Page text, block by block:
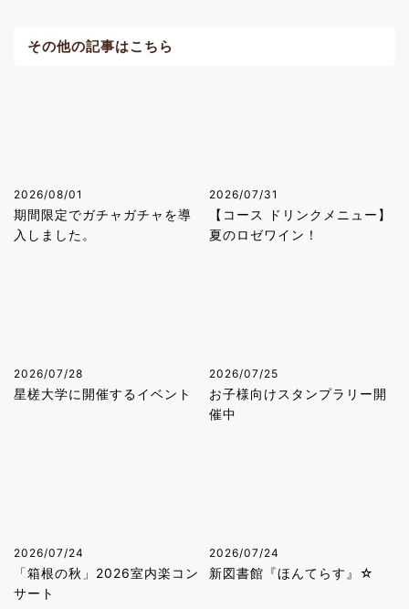
その他の記事はこちら
2026/08/01
期間限定でガチャガチャを導
入しました。
2026/07/31
【コース ドリンクメニュー】
夏のロゼワイン！
2026/07/28
星槎大学に開催するイベント
2026/07/25
お子様向けスタンプラリー開
催中
2026/07/24
「箱根の秋」2026室内楽コン
サート
2026/07/24
新図書館『ほんてらす』☆